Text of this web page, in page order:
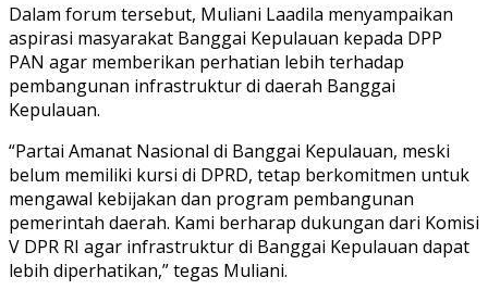
Dalam forum tersebut, Muliani Laadila menyampaikan
aspirasi masyarakat Banggai Kepulauan kepada DPP
PAN agar memberikan perhatian lebih terhadap
pembangunan infrastruktur di daerah Banggai
Kepulauan.
“Partai Amanat Nasional di Banggai Kepulauan, meski
belum memiliki kursi di DPRD, tetap berkomitmen untuk
mengawal kebijakan dan program pembangunan
pemerintah daerah. Kami berharap dukungan dari Komisi
V DPR RI agar infrastruktur di Banggai Kepulauan dapat
lebih diperhatikan,” tegas Muliani.